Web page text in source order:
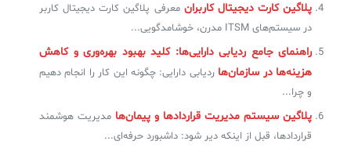
پلاگین کارت دیجیتال کاربران معرفی پلاگین کارت دیجیتال کاربر
در سیستم‌های ITSM مدرن، خوشامدگویی...
راهنمای جامع ردیابی دارایی‌ها: کلید بهبود بهره‌وری و کاهش
هزینه‌ها در سازمان‌ها ردیابی دارایی: چگونه این کار را انجام دهیم
و چرا...
پلاگین سیستم مدیریت قراردادها و پیمان‌ها مدیریت هوشمند
قراردادها، قبل از اینکه دیر شود: داشبورد حرفه‌ای...
سامانه مدیریت دارایی‌ها [Asset Explorer]
سامانه مدیریت پشتیبانی مشتریان
DDI
◉